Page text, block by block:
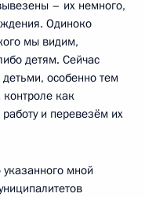
– их немного,
Одиноко
мы видим,
детям. Сейчас
особенно тем
как
и перевезём их
мной